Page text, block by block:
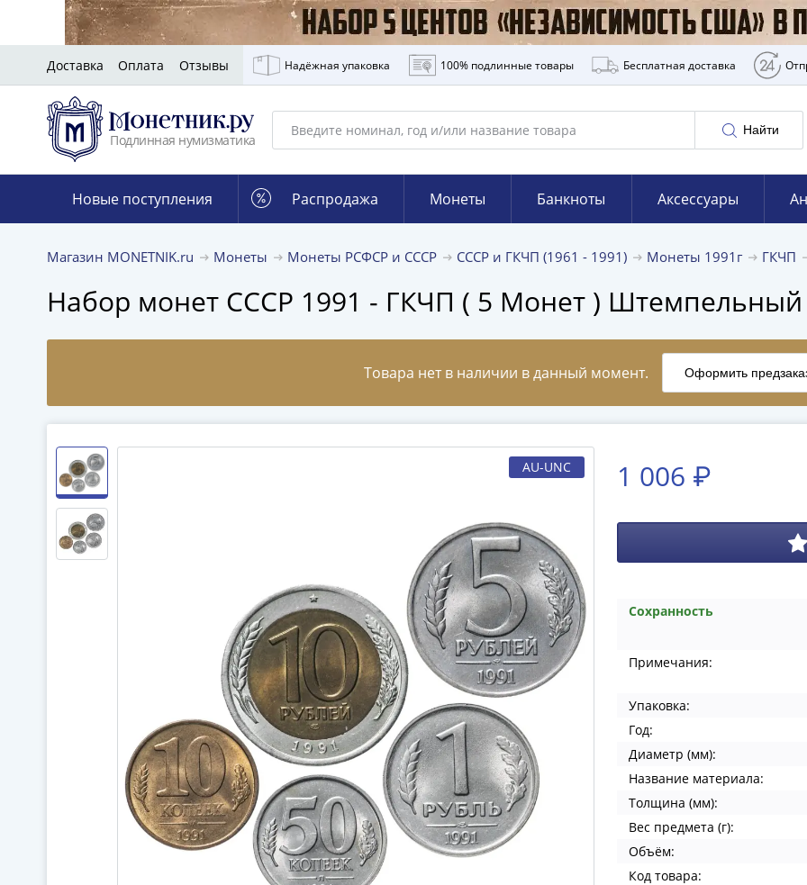
Доставка Оплата Отзывы Надёжная упаковка 100% подлинные товары Бесплатная доставка
Подлинная нумизматика
Найти
Новые поступления Распродажа Монеты Банкноты Аксессуары
Магазин MONETNIK.ru Монеты Монеты РСФСР и СССР СССР и ГКЧП (1961 - 1991) Монеты 1991г ГКЧП
Набор монет СССР 1991 - ГКЧП ( 5 Монет ) Штемпельный
AU-UNC 1 006 ₽
Сохранность
Примечания:
Упаковка:
Год:
Диаметр (мм):
Название материала:
Толщина (мм):
Вес предмета (г):
Объём:
Код товара: